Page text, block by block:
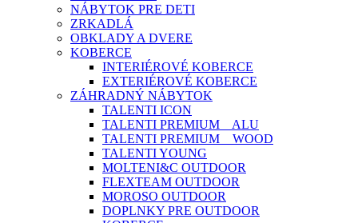
NÁBYTOK PRE DETI
ZRKADLÁ
OBKLADY A DVERE
KOBERCE
INTERIÉROVÉ KOBERCE
EXTERIÉROVÉ KOBERCE
ZÁHRADNÝ NÁBYTOK
TALENTI ICON
TALENTI PREMIUM _ ALU
TALENTI PREMIUM _ WOOD
TALENTI YOUNG
MOLTENI&C OUTDOOR
FLEXTEAM OUTDOOR
MOROSO OUTDOOR
DOPLNKY PRE OUTDOOR